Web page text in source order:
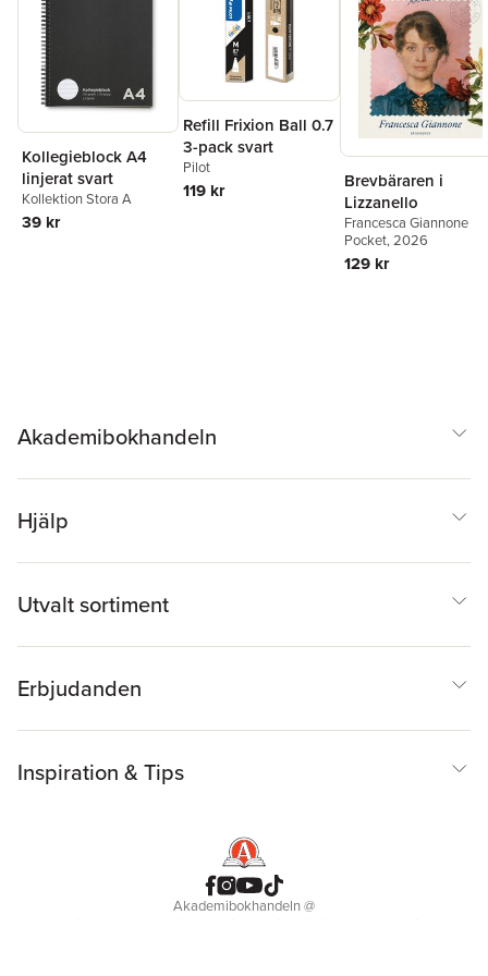
Kollegieblock A4
linjerat svart
Kollektion Stora A
39 kr
Refill Frixion Ball 0.7
3-pack svart
Pilot
119 kr
Brevbäraren i
Lizzanello
Francesca Giannone
Pocket, 2026
129 kr
Akademibokhandeln
Hjälp
Utvalt sortiment
Erbjudanden
Inspiration & Tips
Akademibokhandeln@
Cookies
Anpassa cookies Integritetspolicy Köpvillkor Medlemsvillkor